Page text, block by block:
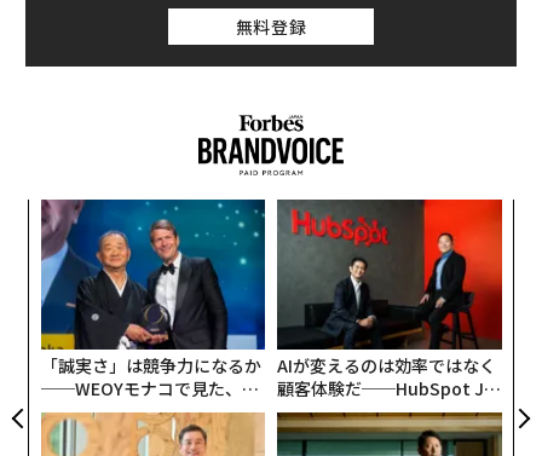
無料登録
「誠実さ」は競争力になるか
──WEOYモナコで見た、く
ら寿司の経営哲学
AIが変えるのは効率ではなく
顧客体験だ──HubSpot Ja
panが語る「Grow Better」
な組織のつくり方